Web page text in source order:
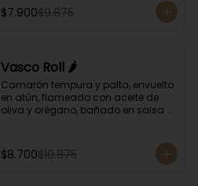
$7.900$9.875
Vasco Roll 🌶️
Camarón tempura y palta, envuelto
en atún, flameado con aceite de
oliva y orégano, bañado en salsa
$8.700$10.875